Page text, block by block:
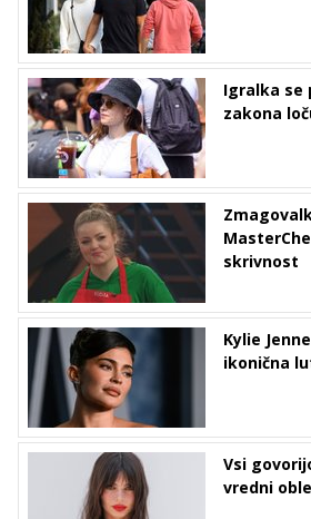
Igralka se
zakona
skrivnost
Kylie
ikonična
Vsi
vredni